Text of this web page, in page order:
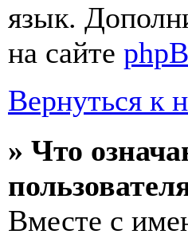
язык.
на сайте
Вернуться к
» Что
Вместе с